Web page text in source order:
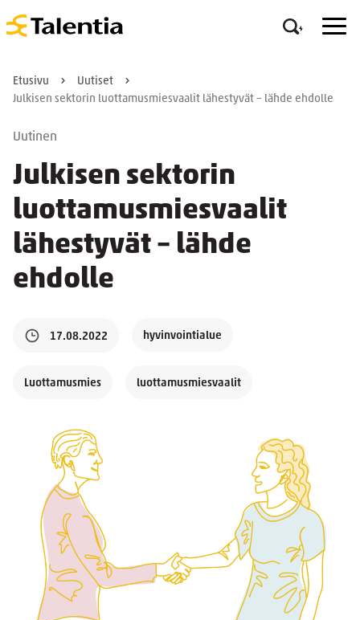
Etusivu
Uutiset
Julkisen sektorin luottamusmiesvaalit lähestyvät – lähde ehdolle
Uutinen
Julkisen sektorin
luottamusmiesvaalit
lähestyvät – lähde
ehdolle
17.08.2022 hyvinvointialue
Luottamusmies luottamusmiesvaalit